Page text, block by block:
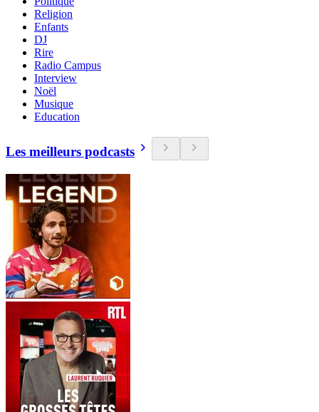
Religion
Enfants
DJ
Rire
Radio Campus
Interview
Noël
Musique
Education
Les meilleurs podcasts